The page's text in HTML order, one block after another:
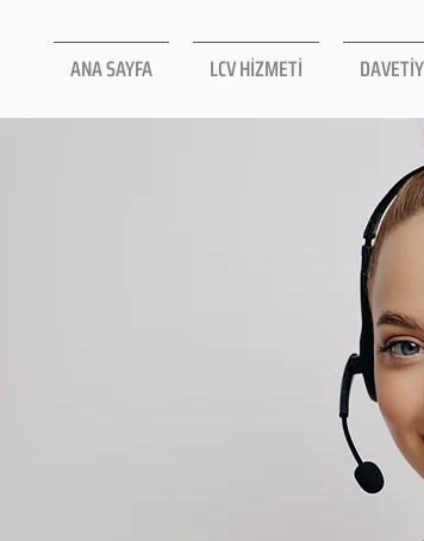
ANA SAYFA LCV HİZMETİ